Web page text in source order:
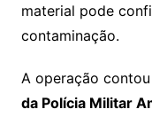
material pode
contaminação.
A operação
da Polícia Militar